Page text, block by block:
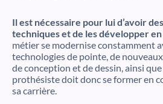
Il est nécessaire pour lui d’avoir
techniques et de les développer
métier se modernise constamment
technologies de pointe, de
de conception et de dessin, ainsi
prothésiste doit donc se former en
sa carrière.